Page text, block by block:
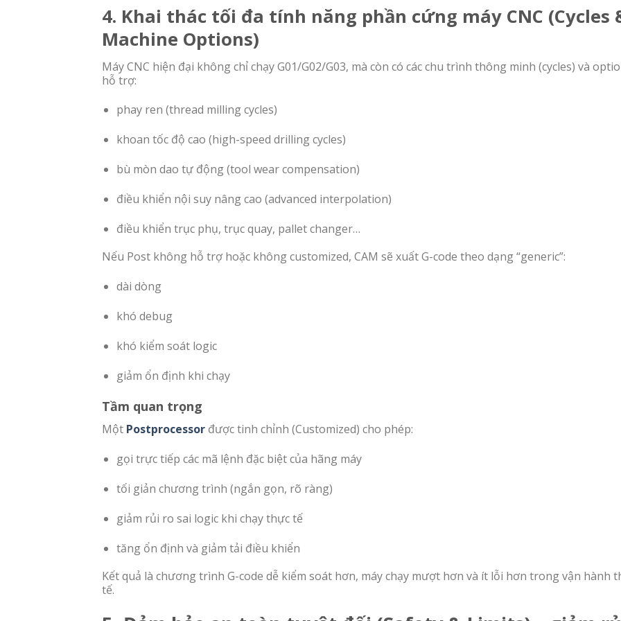
4. Khai thác tối đa tính năng phần cứng máy CNC (Cycles
Machine Options)
Máy CNC hiện đại không chỉ chạy G01/G02/G03, mà còn có các chu trình thông minh (cycles) và
hỗ trợ:
phay ren (thread milling cycles)
khoan tốc độ cao (high-speed drilling cycles)
bù mòn dao tự động (tool wear compensation)
điều khiển nội suy nâng cao (advanced interpolation)
điều khiển trục phụ, trục quay, pallet changer…
Nếu Post không hỗ trợ hoặc không customized, CAM sẽ xuất G-code theo dạng “generic”:
dài dòng
khó debug
khó kiểm soát logic
giảm ổn định khi chạy
Tầm quan trọng
Một Postprocessor được tinh chỉnh (Customized) cho phép:
gọi trực tiếp các mã lệnh đặc biệt của hãng máy
tối giản chương trình (ngắn gọn, rõ ràng)
giảm rủi ro sai logic khi chạy thực tế
tăng ổn định và giảm tải điều khiển
Kết quả là chương trình G-code dễ kiểm soát hơn, máy chạy mượt hơn và ít lỗi hơn trong vận hành
tế.